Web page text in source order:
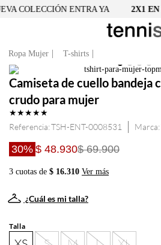
COLECCIÓN ENTRA YA 2X1
Ropa Mujer T-shirts
Camiseta de cuello bandeja
crudo para mujer
★★★★★
Referencia:TSH-ENT-0008531
30% $ 48.930$ 69.900
3 cuotas de $ 16.310 Ver más
¿Cuál es mi talla?
Talla